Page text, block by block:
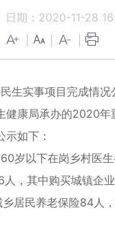
日期：2020-11-28
生实事项目完成情况
健康局承办的2020年
示如下：
岁以下在岗乡村医
，其中购买城镇企
居民养老保险84人